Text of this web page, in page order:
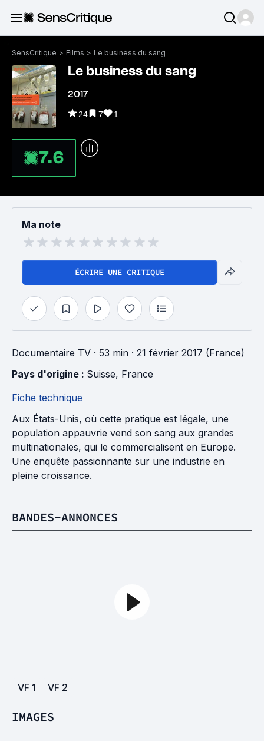
SensCritique > Films > Le business du sang
Le business du sang
2017
24 7 1
7.6
Ma note
ÉCRIRE UNE CRITIQUE
Documentaire TV · 53 min · 21 février 2017 (France)
Pays d'origine : Suisse, France
Fiche technique
Aux États-Unis, où cette pratique est légale, une
population appauvrie vend son sang aux grandes
multinationales, qui le commercialisent en Europe.
Une enquête passionnante sur une industrie en
pleine croissance.
BANDES-ANNONCES
VF 1 VF 2
IMAGES